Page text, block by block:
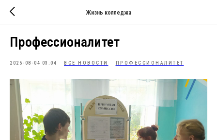
Жизнь колледжа
Профессионалитет
2025-08-04 03:04 ВСЕ НОВОСТИ ПРОФЕССИОНАЛИТЕТ